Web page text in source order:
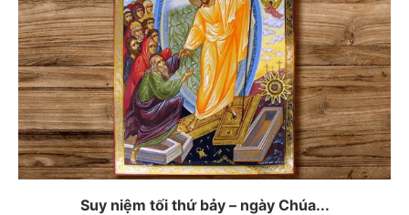
Suy niệm tối thứ bảy – ngày Chúa...